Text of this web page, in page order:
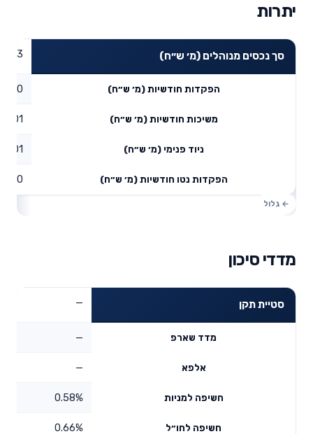
יתרות
סך נכסים מנוהלים (מ׳ ש״ח) 3
הפקדות חודשיות (מ׳ ש״ח) 0
משיכות חודשיות (מ׳ ש״ח) 0.01
ניוד פנימי (מ׳ ש״ח) 0.01
הפקדות נטו חודשיות (מ׳ ש״ח) 0
מדדי סיכון
סטיית תקן —
מדד שארפ —
אלפא —
חשיפה למניות 0.58%
חשיפה לחו״ל 0.66%